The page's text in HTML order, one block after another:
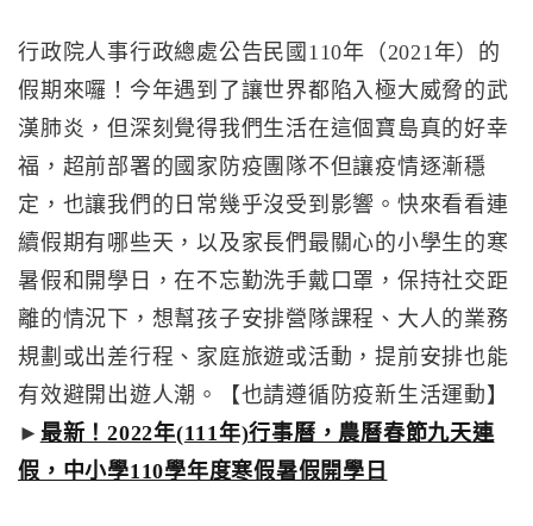
行政院人事行政總處公告民國110年（2021年）的
假期來囉！今年遇到了讓世界都陷入極大威脅的武
漢肺炎，但深刻覺得我們生活在這個寶島真的好幸
福，超前部署的國家防疫團隊不但讓疫情逐漸穩
定，也讓我們的日常幾乎沒受到影響。快來看看連
續假期有哪些天，以及家長們最關心的小學生的寒
暑假和開學日，在不忘勤洗手戴口罩，保持社交距
離的情況下，想幫孩子安排營隊課程、大人的業務
規劃或出差行程、家庭旅遊或活動，提前安排也能
有效避開出遊人潮。【也請遵循防疫新生活運動】
► 最新！2022年(111年)行事曆，農曆春節九天連
假，中小學110學年度寒假暑假開學日